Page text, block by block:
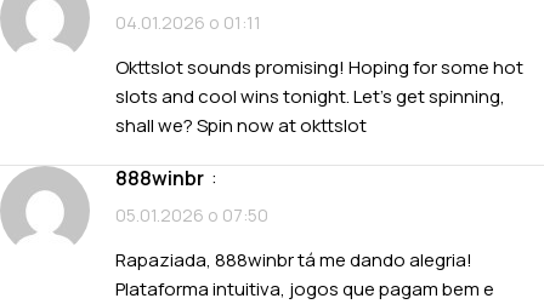
04.01.2026 о 01:11
Okttslot sounds promising! Hoping for some hot
slots and cool wins tonight. Let’s get spinning,
shall we? Spin now atokttslot
888winbr :
05.01.2026 о 07:50
Rapaziada, 888winbr tá me dando alegria!
Plataforma intuitiva, jogos que pagam bem e